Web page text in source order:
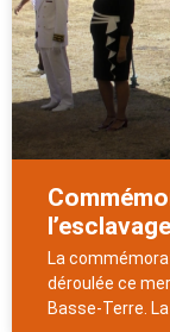
La
déroulée ce
Basse-Terre.